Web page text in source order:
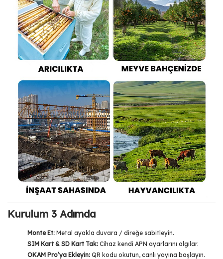
Kurulum 3 Adımda
Monte Et: Metal ayakla duvara / direğe sabitleyin.
SIM Kart & SD Kart Tak: Cihaz kendi APN ayarlarını algılar.
OKAM Pro’ya Ekleyin: QR kodu okutun, canlı yayına başlayın.